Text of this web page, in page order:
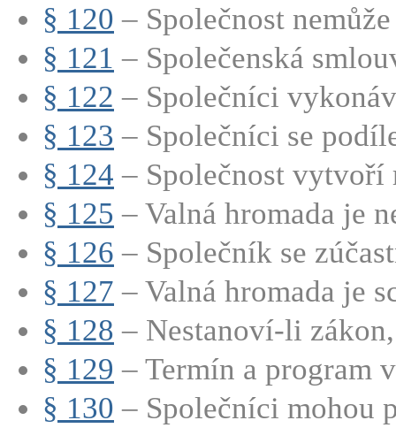
§ 120 – Společnost
§ 121 – Společenská
§ 122 – Společníci
§ 123 – Společníci se
§ 124 – Společnost vytvoří
§ 125 – Valná hromada je
§ 126 – Společník se
§ 127 – Valná hromada je
§ 128 – Nestanoví-li
§ 129 – Termín a program
§ 130 – Společníci mohou